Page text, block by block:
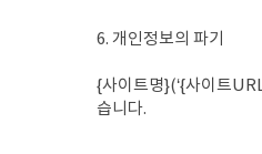
6. 개인정보의 파기
{사이트명}(‘{사이트
습니다.